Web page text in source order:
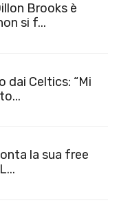
Brooks è
si f...
dai Celtics: “Mi
la sua free